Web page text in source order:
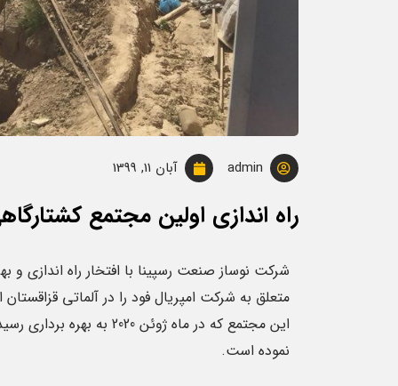
admin آبان 11, 1399
راه اندازی اولین مجتمع
شرکت نوساز صنعت رسپینا با افتخار راه اندازی و
متعلق به شرکت امپریال فود را در آلماتی قزاقستان
این مجتمع که در ماه
نموده است.